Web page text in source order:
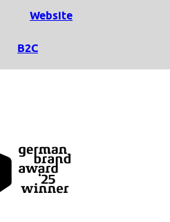
Website
B2C